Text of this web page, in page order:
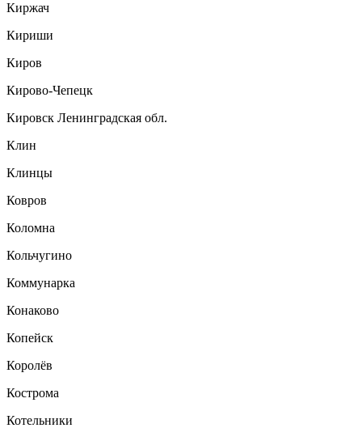
Киржач
Кириши
Киров
Кирово-Чепецк
Кировск Ленинградская обл.
Клин
Клинцы
Ковров
Коломна
Кольчугино
Коммунарка
Конаково
Копейск
Королёв
Кострома
Котельники